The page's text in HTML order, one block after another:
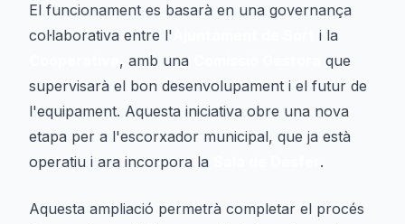
El funcionament es basarà en una governança
col·laborativa entre l'
i la
, amb una
que
supervisarà el bon desenvolupament i el futur de
l'equipament. Aquesta iniciativa obre una nova
etapa per a l'escorxador municipal, que ja està
operatiu i ara incorpora la
.
Aquesta ampliació permetrà completar el procés